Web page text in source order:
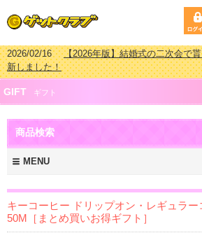
2026/02/16【2026年版】結婚式の二次会で
新しました！
2026/02/03【2026年版】ゴルフコンペ景品
2999円編］もらってうれしい人気ラ…
2026/07/15【2026年版】ビンゴゲーム景品
ング 更新しました！
2026/04/03
2999円編］もらってうれしい人気ラ…
GIFT ギフト
商品検索
MENU
キーコーヒー ドリップオン・レギュラ
50M［まとめ買いお得ギフト］